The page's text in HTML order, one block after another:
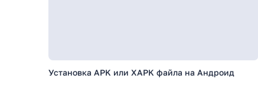
Установка APK или XAPK файла на Андроид